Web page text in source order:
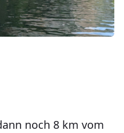
noch 8 km vom